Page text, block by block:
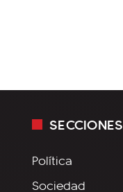
SECCIONES
Política
Sociedad